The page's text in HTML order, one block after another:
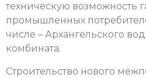
техническую возможность
промышленных
числе – Архангельского
комбината.
Строительство нового